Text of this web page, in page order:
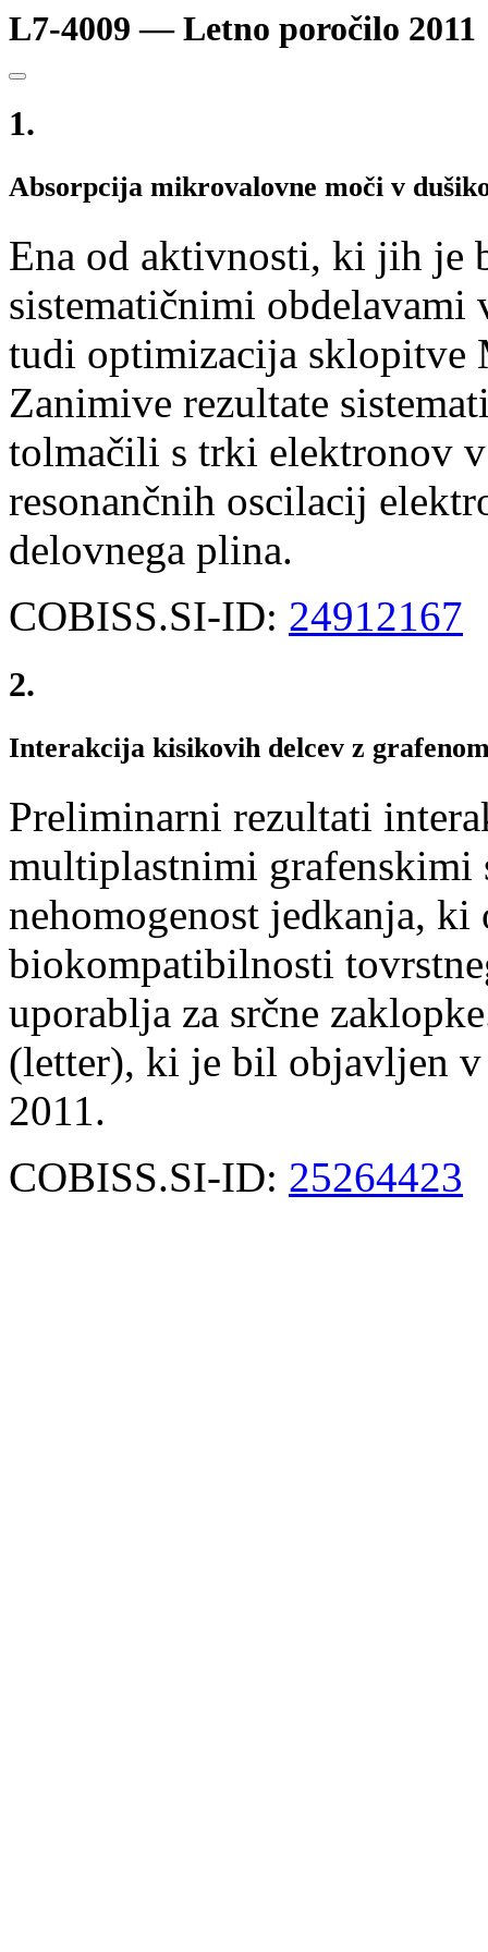
L7-4009 — Letno poročilo 2011
1.
Absorpcija mikrovalovne moči v
Ena od aktivnosti, ki jih je
sistematičnimi obdelavami
tudi optimizacija sklopitve
Zanimive rezultate
tolmačili s trki elektronov
resonančnih oscilacij
delovnega plina.
COBISS.SI-ID: 24912167
2.
Interakcija kisikovih delcev z
Preliminarni rezultati
multiplastnimi grafenskimi
nehomogenost jedkanja,
biokompatibilnosti
uporablja za srčne
(letter), ki je bil objavljen
2011.
COBISS.SI-ID: 25264423